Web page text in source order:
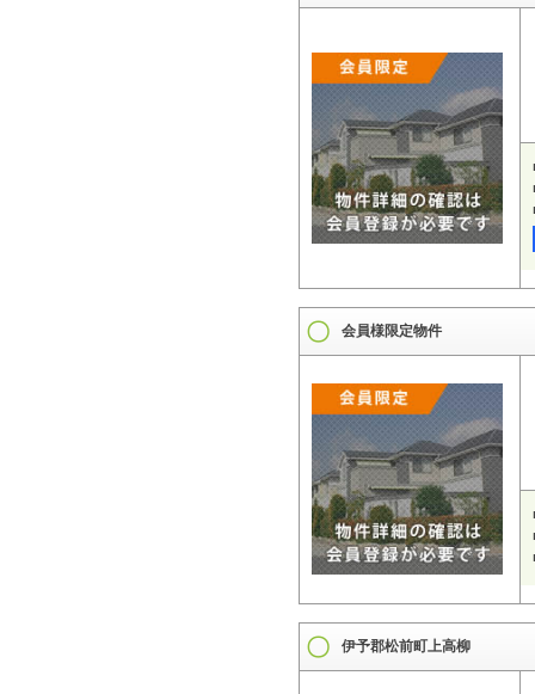
会員様限定物件
伊予郡松前町上高柳